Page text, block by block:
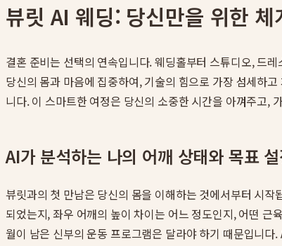
뷰릿 AI 웨딩: 당신만을 위한
결혼 준비는 선택의 연속입니다. 웨딩홀부터 스튜디오, 드
당신의 몸과 마음에 집중하여, 기술의 힘으로 가장 섬세하
니다. 이 스마트한 여정은 당신의 소중한 시간을 아껴주고,
AI가 분석하는 나의 어깨 상태와 목표 설
뷰릿과의 첫 만남은 당신의 몸을 이해하는 것에서부터 시
되었는지, 좌우 어깨의 높이 차이는 어느 정도인지, 어떤
월이 남은 신부의 운동 프로그램은 달라야 하기 때문입니